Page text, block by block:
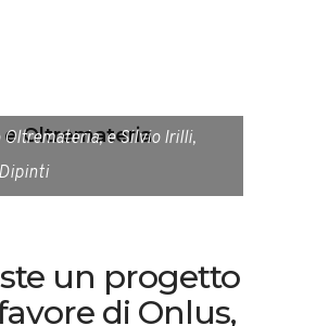
e Oltremateria
Oltremateria, e Silvio Irilli,
un progetto
di Onlus,